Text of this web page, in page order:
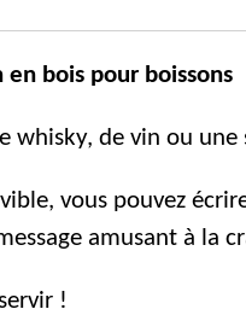
bois pour boissons
whisky, de vin ou une
vous pouvez
amusant à la
!